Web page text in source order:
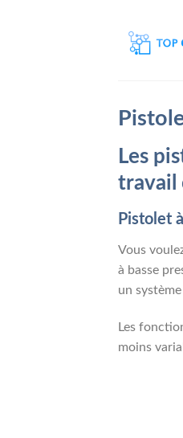
Les
travail
Pistolet
Vous
à basse
un
Les
moins